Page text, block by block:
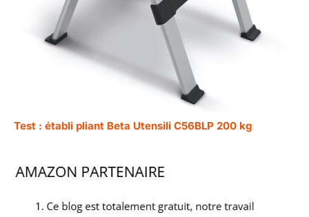
Test : établi pliant Beta Utensili C56BLP 200 kg